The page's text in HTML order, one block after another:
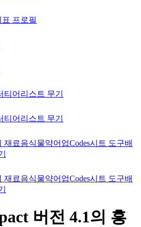
표 프로필
티어리스트 무기
티어리스트 무기
재료음식물약어업Codes시트 도구배
재료음식물약어업Codes시트 도구배
버전 4.1의 흥